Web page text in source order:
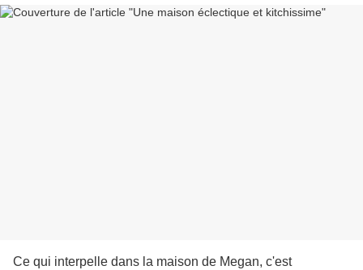
Ce qui interpelle dans la maison de Megan, c'est